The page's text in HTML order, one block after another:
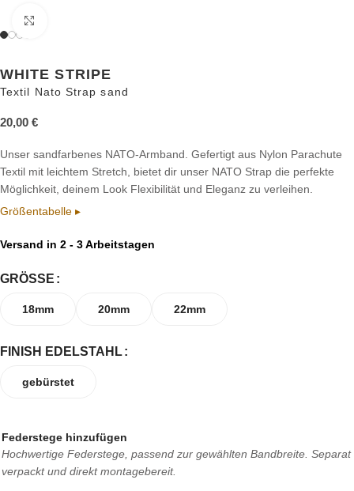
WHITE STRIPE
Textil Nato Strap sand
20,00 €
Unser sandfarbenes NATO-Armband. Gefertigt aus Nylon Parachute
Textil mit leichtem Stretch, bietet dir unser NATO Strap die perfekte
Möglichkeit, deinem Look Flexibilität und Eleganz zu verleihen.
Größentabelle ▸
Versand in 2 - 3 Arbeitstagen
GRÖSSE
18mm 20mm 22mm
FINISH EDELSTAHL
gebürstet
Federstege hinzufügen
Hochwertige Federstege, passend zur gewählten Bandbreite. Separat
verpackt und direkt montagebereit.